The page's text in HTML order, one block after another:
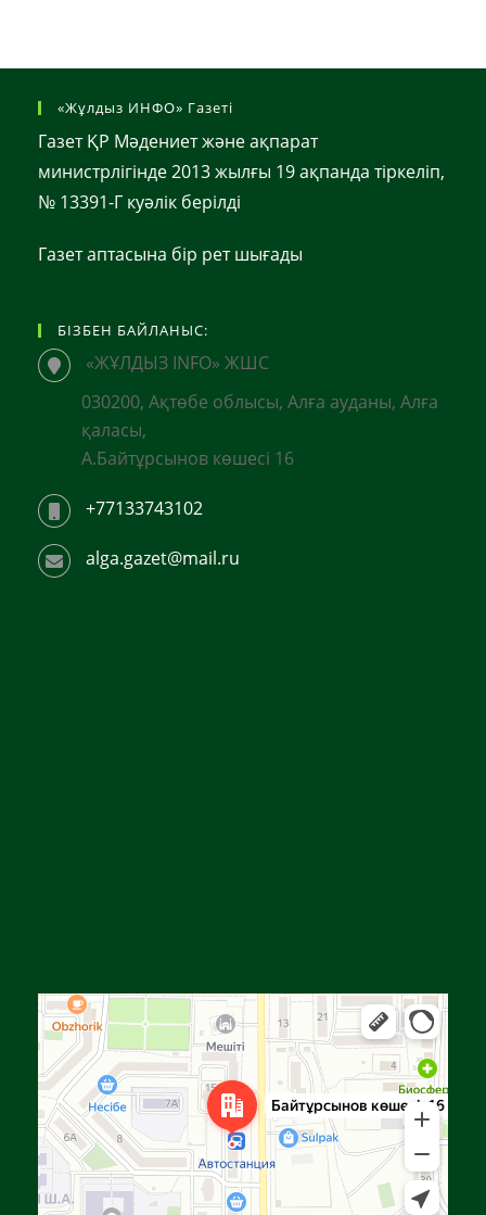
«Жұлдыз ИНФО» Газеті
Газет ҚР Мәдениет және ақпарат
министрлігінде 2013 жылғы 19 ақпанда тіркеліп,
№ 13391-Г куәлік берілді
Газет аптасына бір рет шығады
БІЗБЕН БАЙЛАНЫС:
«ЖҰЛДЫЗ INFO» ЖШС
030200, Ақтөбе облысы, Алға ауданы, Алға
қаласы,
А.Байтұрсынов көшесі 16
+77133743102
alga.gazet@mail.ru
Яндекс Карталар — көлік, навигация, орындарды іздеу